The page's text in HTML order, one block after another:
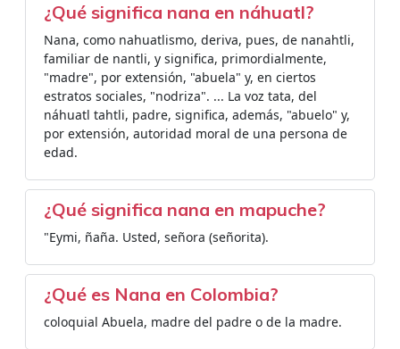
¿Qué significa nana en náhuatl?
Nana, como nahuatlismo, deriva, pues, de nanahtli,
familiar de nantli, y significa, primordialmente,
"madre", por extensión, "abuela" y, en ciertos
estratos sociales, "nodriza". ... La voz tata, del
náhuatl tahtli, padre, significa, además, "abuelo" y,
por extensión, autoridad moral de una persona de
edad.
¿Qué significa nana en mapuche?
"Eymi, ñaña. Usted, señora (señorita).
¿Qué es Nana en Colombia?
coloquial Abuela, madre del padre o de la madre.